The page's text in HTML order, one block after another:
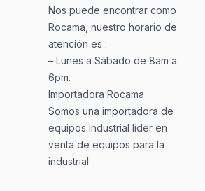
Nos puede encontrar como
Rocama, nuestro horario de
atención es :
– Lunes a Sábado de 8am a
6pm.
Importadora Rocama
Somos una importadora de
equipos industrial líder en
venta de equipos para la
industrial